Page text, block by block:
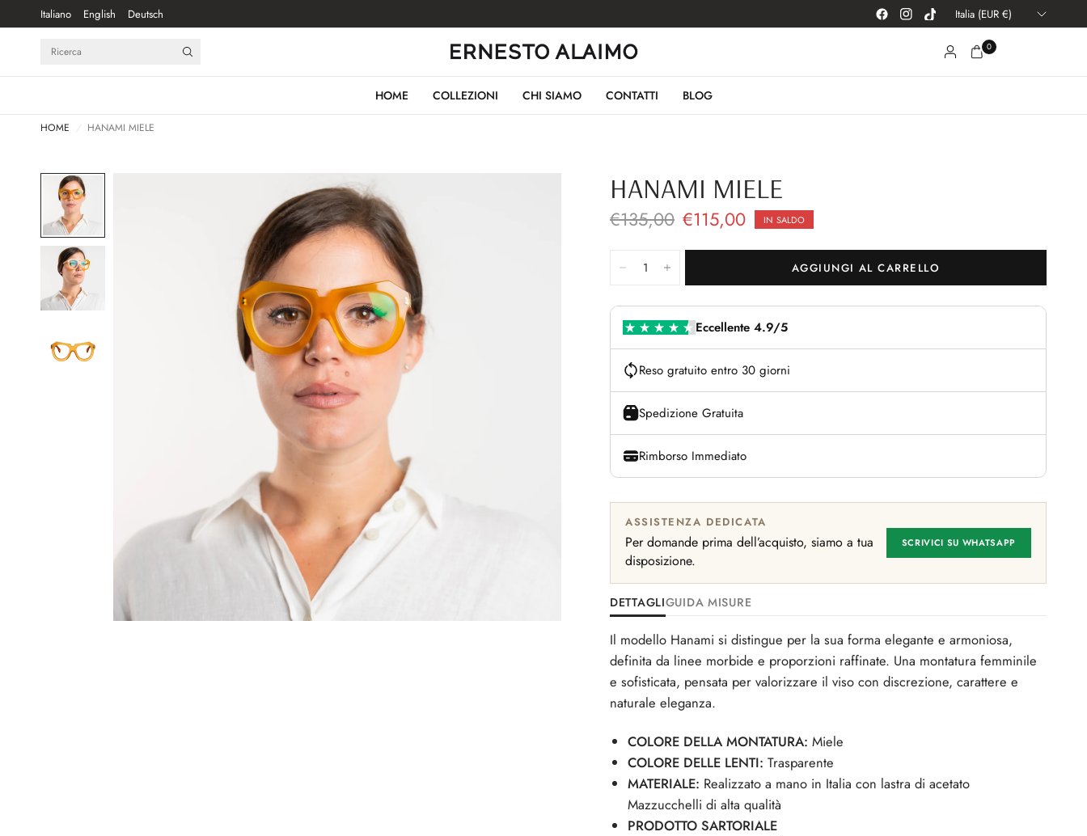
Italiano English Deutsch
Aggiorna
paese/area
geografica
Ricerca 0
HOME COLLEZIONI CHI SIAMO CONTATTI BLOG
HOME HANAMI MIELE
HANAMI MIELE
€135,00 €115,00 IN SALDO
AGGIUNGI AL CARRELLO
Eccellente 4.9/5
Reso gratuito entro 30 giorni
Spedizione Gratuita
Rimborso Immediato
ASSISTENZA DEDICATA
Per domande prima dell’acquisto, siamo a tua
disposizione.
SCRIVICI SU WHATSAPP
DETTAGLIGUIDA MISURE
Il modello Hanami si distingue per la sua forma elegante e armoniosa,
definita da linee morbide e proporzioni raffinate. Una montatura femminile
e sofisticata, pensata per valorizzare il viso con discrezione, carattere e
naturale eleganza.
COLORE DELLA MONTATURA: Miele
COLORE DELLE LENTI: Trasparente
MATERIALE: Realizzato a mano in Italia con lastra di acetato
Mazzucchelli di alta qualità
PRODOTTO SARTORIALE